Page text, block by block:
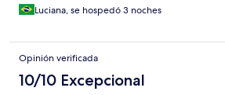
Luciana, se hospedó 3 noches
Opinión verificada
10/10 Excepcional